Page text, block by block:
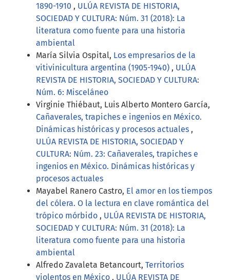
1890-1910 , ULÚA REVISTA DE HISTORIA,
SOCIEDAD Y CULTURA: Núm. 31 (2018): La
literatura como fuente para una historia
ambiental
María Silvia Ospital, Los empresarios de la
vitivinicultura argentina (1905-1940) , ULÚA
REVISTA DE HISTORIA, SOCIEDAD Y CULTURA:
Núm. 6: Misceláneo
Virginie Thiébaut, Luis Alberto Montero García,
Cañaverales, trapiches e ingenios en México.
Dinámicas históricas y procesos actuales ,
ULÚA REVISTA DE HISTORIA, SOCIEDAD Y
CULTURA: Núm. 23: Cañaverales, trapiches e
ingenios en México. Dinámicas históricas y
procesos actuales
Mayabel Ranero Castro, El amor en los tiempos
del cólera. O la lectura en clave romántica del
trópico mórbido , ULÚA REVISTA DE HISTORIA,
SOCIEDAD Y CULTURA: Núm. 31 (2018): La
literatura como fuente para una historia
ambiental
Alfredo Zavaleta Betancourt, Territorios
violentos en México , ULÚA REVISTA DE